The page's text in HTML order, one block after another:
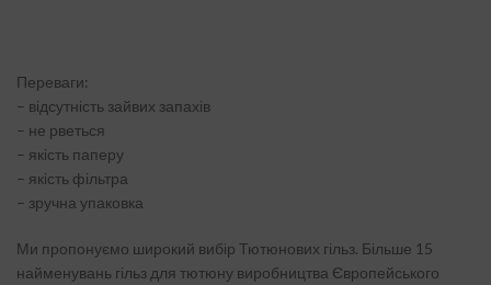
Переваги:
– відсутність зайвих запахів
– не рветься
– якість паперу
– якість фільтра
– зручна упаковка
Ми пропонуємо широкий вибір Тютюнових гільз. Більше 15
найменувань гільз для тютюну виробництва Європейського